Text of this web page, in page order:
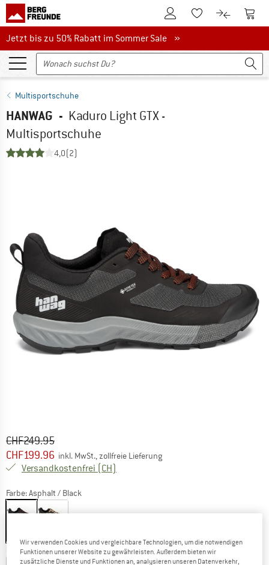
Zum KundenkontoZum Merkzettel.
Zum Zum
Jetzt bis zu 50% Rabatt im Sommer Sale
Jetzt bis zu 50% Rabatt im Sommer Sale »
Multisportschuhe
HANWAG - Kaduro Light GTX -
Multisportschuhe
4,0(2)
Ursprünglicher Preis :
CHF249.95
Preis:
CHF199.96 inkl. MwSt., zollfreie Lieferung
Versandkostenfrei (CH)
Farbe:Asphalt / Black
Grösse wählen:
Wir verwenden Cookies und vergleichbare Technologien, um die notwendigen
Funktionen unserer Website zu gewährleisten. Außerdem bieten wir
zusätzliche Dienste und Funktionen an, analysieren unseren Datenverkehr,